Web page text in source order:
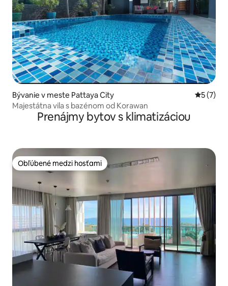
Bývanie v meste Pattaya City
5 (7)
Majestátna vila s bazénom od Korawan
Prenájmy bytov s klimatizáciou
Obľúbené medzi hosťami
Obľúbené medzi hosťami